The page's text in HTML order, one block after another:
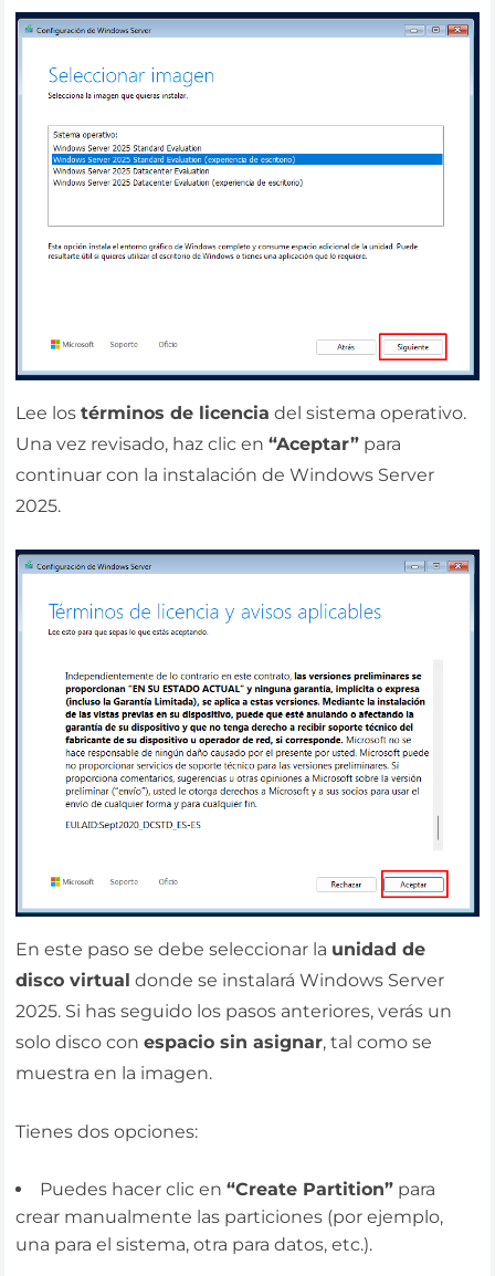
Lee lostérminos de licencia del sistema operativo.
Una vez revisado, haz clic en“Aceptar” para
continuar con la instalación de Windows Server
2025.
En este paso se debe seleccionar la unidad de
disco virtual donde se instalará Windows Server
2025. Si has seguido los pasos anteriores, verás un
solo disco conespacio sin asignar, tal como se
muestra en la imagen.
Tienes dos opciones:
Puedes hacer clic en“Create Partition” para
crear manualmente las particiones (por ejemplo,
una para el sistema, otra para datos, etc.).